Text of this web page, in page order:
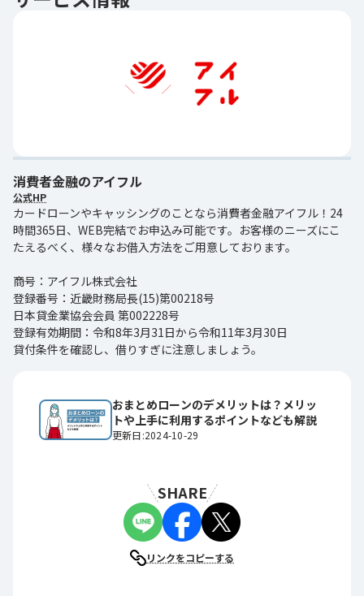
消費者金融のアイフル
公式HP
カードローンやキャッシングのことなら消費者金融アイフル！24
時間365日、WEB完結でお申込み可能です。お客様のニーズにこ
たえるべく、様々なお借入方法をご用意しております。
商号：アイフル株式会社
登録番号：近畿財務局長(15)第00218号
日本貸金業協会会員 第002228号
登録有効期間：令和8年3月31日から令和11年3月30日
貸付条件を確認し、借りすぎに注意しましょう。
おまとめローンのデメリットは？メリッ
トや上手に利用するポイントなども解説
更新日:2024-10-29
SHARE
リンクをコピーする